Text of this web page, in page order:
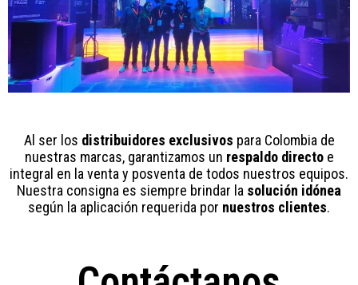
Al ser los distribuidores exclusivos para Colombia de
nuestras marcas, garantizamos un respaldo directoe
integral en la venta y posventa de todos nuestros equipos.
Nuestra consigna es siempre brindar la solución idónea
según la aplicación requerida por nuestros clientes.